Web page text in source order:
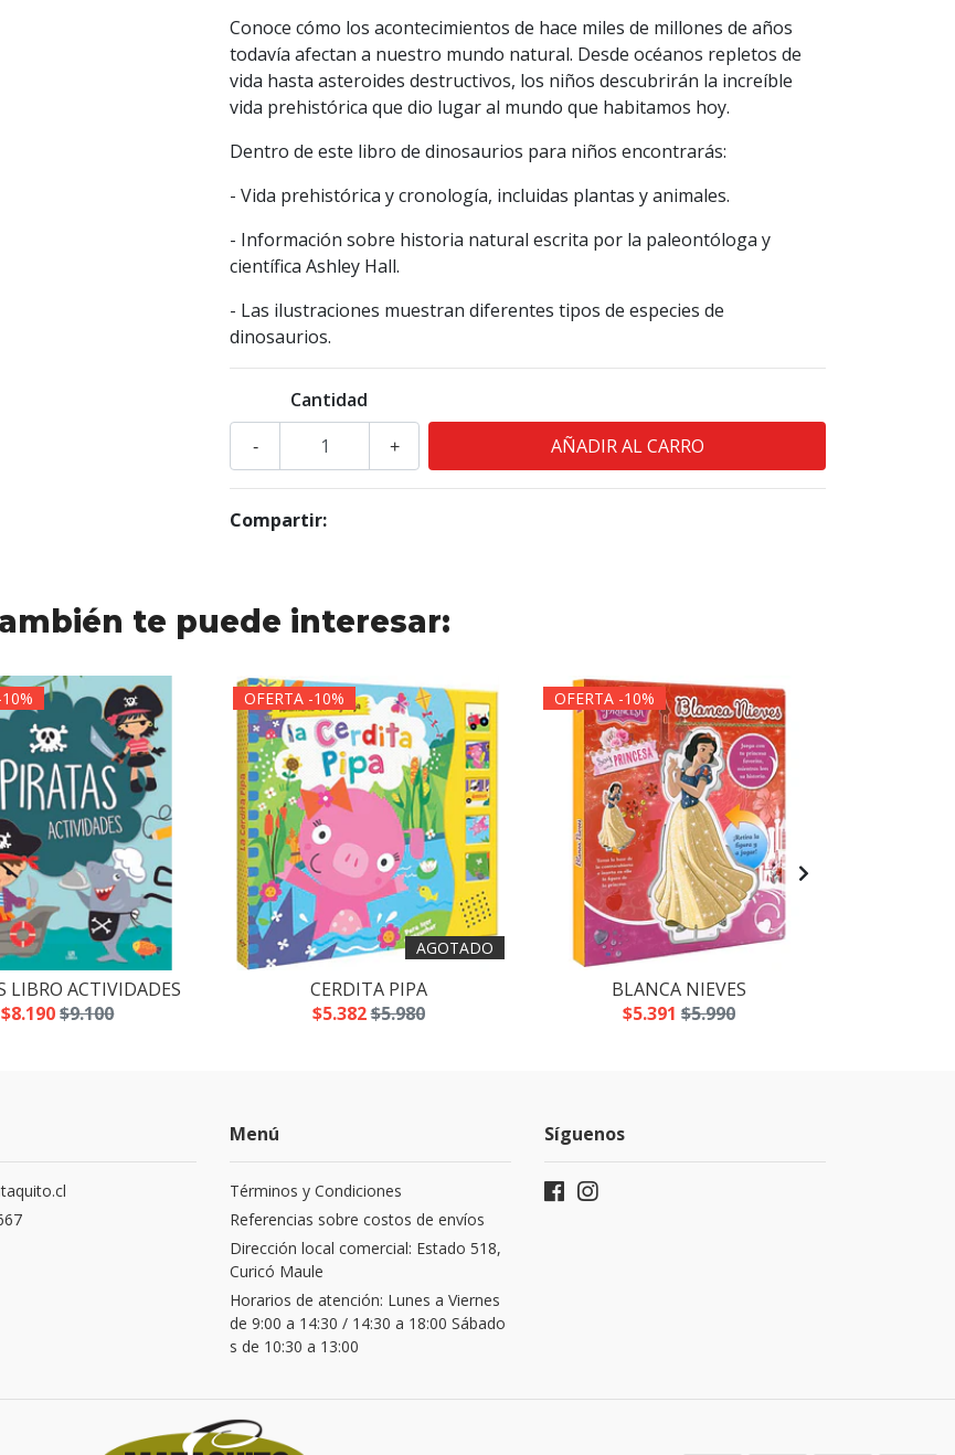
Conoce cómo los acontecimientos de hace miles de millones de años
todavía afectan a nuestro mundo natural. Desde océanos repletos de
vida hasta asteroides destructivos, los niños descubrirán la increíble
vida prehistórica que dio lugar al mundo que habitamos hoy.
Dentro de este libro de dinosaurios para niños encontrarás:
- Vida prehistórica y cronología, incluidas plantas y animales.
- Información sobre historia natural escrita por la paleontóloga y
científica Ashley Hall.
- Las ilustraciones muestran diferentes tipos de especies de
dinosaurios.
Cantidad
+
-
Compartir:
te puede interesar:
LIBRO ACTIVIDADES
$8.190$9.100
OFERTA -10%
AGOTADO
CERDITA PIPA
$5.382$5.980
OFERTA -10%
BLANCA NIEVES
$5.391 $5.990
Menú
Términos y Condiciones
Referencias sobre costos de envíos
Dirección local comercial: Estado 518,
Curicó Maule
Horarios de atención: Lunes a Viernes
de 9:00 a 14:30 / 14:30 a 18:00 Sábado
s de 10:30 a 13:00
Síguenos